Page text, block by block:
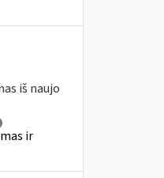
iš naujo
ir